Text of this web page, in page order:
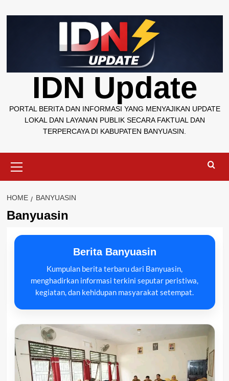
to
IDN Update
PORTAL BERITA DAN INFORMASI YANG MENYAJIKAN UPDATE
LOKAL DAN LAYANAN PUBLIK SECARA FAKTUAL DAN
TERPERCAYA DI KABUPATEN BANYUASIN.
Menu
HOME BANYUASIN
Banyuasin
Berita Banyuasin
Kumpulan berita terbaru dari Banyuasin,
menghadirkan informasi terkini seputar peristiwa,
kegiatan, dan kehidupan masyarakat setempat.